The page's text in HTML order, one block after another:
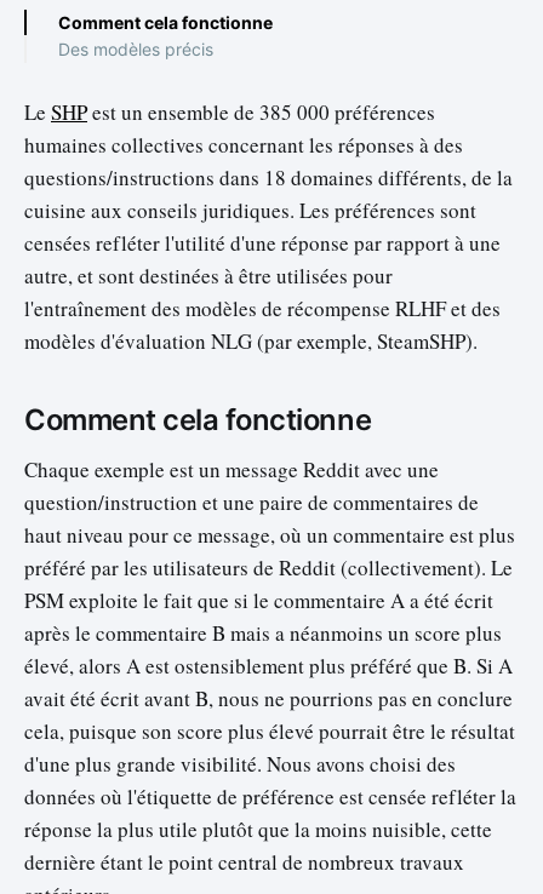
Comment cela fonctionne
Des modèles précis
Le SHPest un ensemble de 385 000 préférences
humaines collectives concernant les réponses à des
questions/instructions dans 18 domaines différents, de la
cuisine aux conseils juridiques. Les préférences sont
censées refléter l'utilité d'une réponse par rapport à une
autre, et sont destinées à être utilisées pour
l'entraînement des modèles de récompense RLHF et des
modèles d'évaluation NLG (par exemple, SteamSHP).
Comment cela fonctionne
Chaque exemple est un message Reddit avec une
question/instruction et une paire de commentaires de
haut niveau pour ce message, où un commentaire est plus
préféré par les utilisateurs de Reddit (collectivement). Le
PSM exploite le fait que si le commentaire A a été écrit
après le commentaire B mais a néanmoins un score plus
élevé, alors A est ostensiblement plus préféré que B. Si A
avait été écrit avant B, nous ne pourrions pas en conclure
cela, puisque son score plus élevé pourrait être le résultat
d'une plus grande visibilité. Nous avons choisi des
données où l'étiquette de préférence est censée refléter la
réponse la plus utile plutôt que la moins nuisible, cette
dernière étant le point central de nombreux travaux